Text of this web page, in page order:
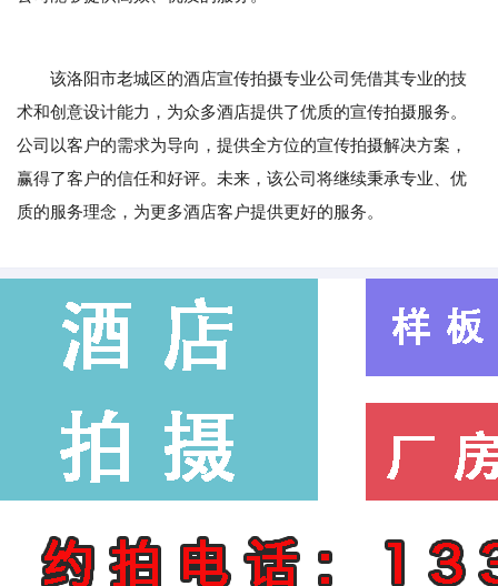
该洛阳市老城区的酒店宣传拍摄专业公司凭借其专业的技
术和创意设计能力，为众多酒店提供了优质的宣传拍摄服务。
公司以客户的需求为导向，提供全方位的宣传拍摄解决方案，
赢得了客户的信任和好评。未来，该公司将继续秉承专业、优
质的服务理念，为更多酒店客户提供更好的服务。